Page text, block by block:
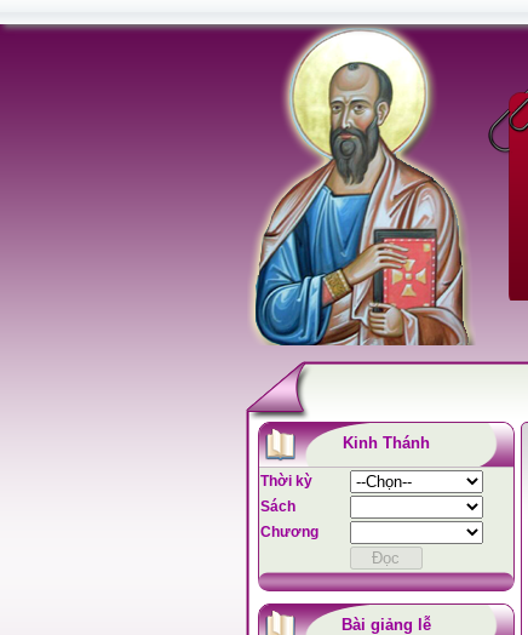
Kinh Thánh
Thời kỳ
Sách
Chương
Bài giảng lễ